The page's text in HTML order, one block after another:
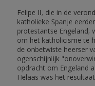
Felipe II, die in de
katholieke Spanje
protestantse Engeland,
om het katholicisme te
de onbetwiste heerser
ogenschijnlijk
opdracht om Engeland
Helaas was het